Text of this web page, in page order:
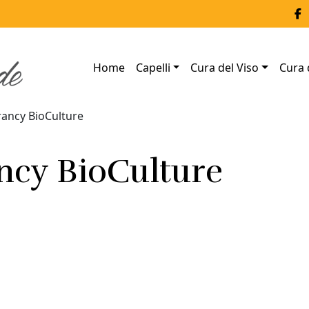
Home Capelli Cura del Viso Cura
BioCulture
BioCulture